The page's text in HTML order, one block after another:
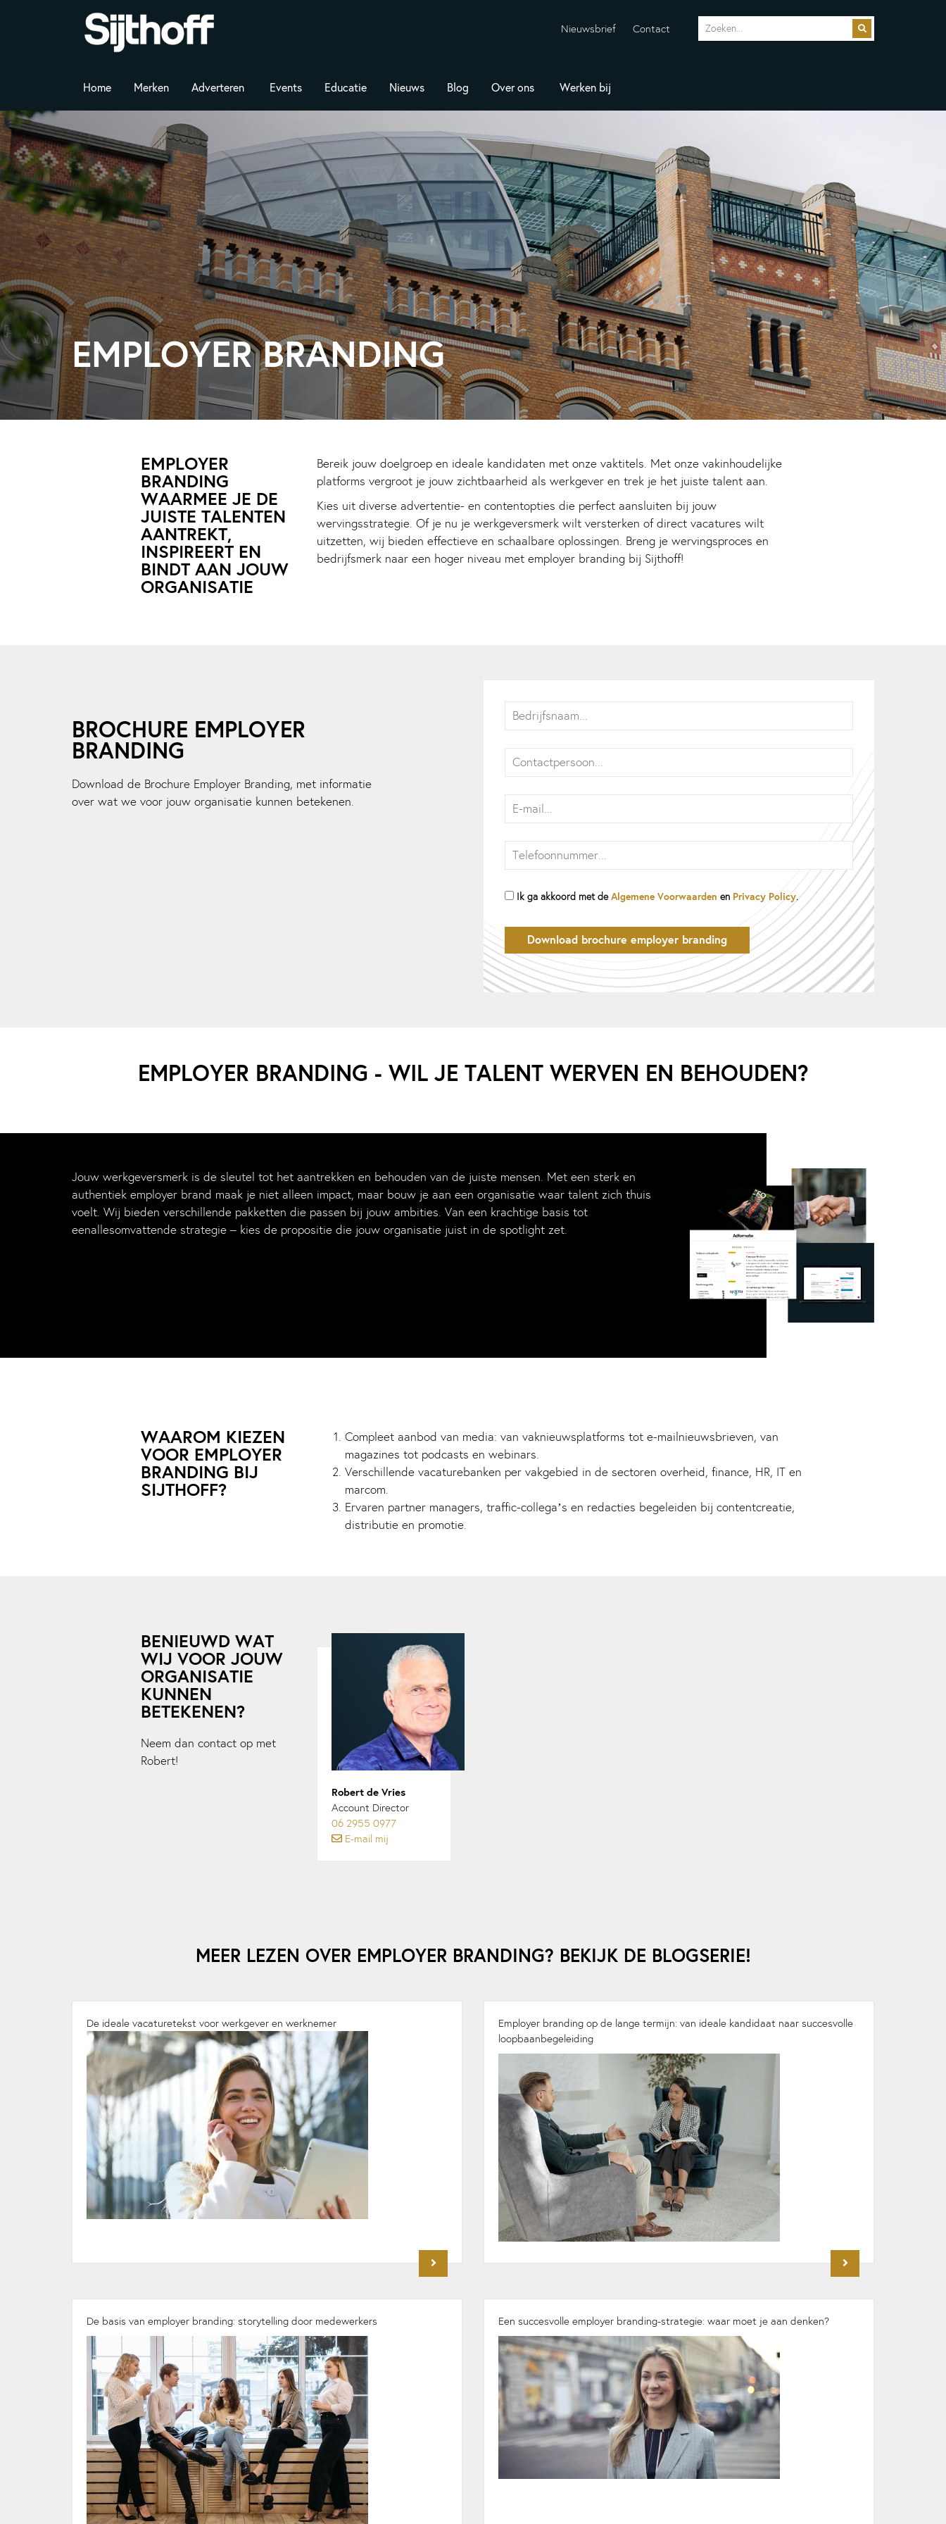
Nieuwsbrief Contact
Home Merken Adverteren Events Educatie Nieuws Blog Over ons Werken bij
EMPLOYER BRANDING
EMPLOYER
BRANDING
WAARMEE JE DE
JUISTE TALENTEN
AANTREKT,
INSPIREERT EN
BINDT AAN JOUW
ORGANISATIE
Bereik jouw doelgroep en ideale kandidaten met onze vaktitels. Met onze vakinhoudelijke
platforms vergroot je jouw zichtbaarheid als werkgever en trek je het juiste talent aan.
Kies uit diverse advertentie- en contentopties die perfect aansluiten bij jouw
wervingsstrategie. Of je nu je werkgeversmerk wilt versterken of direct vacatures wilt
uitzetten, wij bieden effectieve en schaalbare oplossingen. Breng je wervingsproces en
bedrijfsmerk naar een hoger niveau met employer branding bij Sijthoff!
BROCHURE EMPLOYER
BRANDING
Download de Brochure Employer Branding, met informatie
over wat we voor jouw organisatie kunnen betekenen.
Ik ga akkoord met deAlgemene Voorwaarden en Privacy Policy.
EMPLOYER BRANDING - WIL JE TALENT WERVEN EN BEHOUDEN?
Jouw werkgeversmerk is de sleutel tot het aantrekken en behouden van de juiste mensen. Met een sterk en
authentiek employer brand maak je niet alleen impact, maar bouw je aan een organisatie waar talent zich thuis
voelt. Wij bieden verschillende pakketten die passen bij jouw ambities. Van een krachtige basis tot
eenallesomvattende strategie – kies de propositie die jouw organisatie juist in de spotlight zet.
WAAROM KIEZEN
VOOR EMPLOYER
BRANDING BIJ
SIJTHOFF?
Compleet aanbod van media: van vaknieuwsplatforms tot e-mailnieuwsbrieven, van
magazines tot podcasts en webinars.
Verschillende vacaturebanken per vakgebied in de sectoren overheid, finance, HR, IT en
marcom.
Ervaren partner managers, traffic-collega’s en redacties begeleiden bij contentcreatie,
distributie en promotie.
BENIEUWD WAT
WIJ VOOR JOUW
ORGANISATIE
KUNNEN
BETEKENEN?
Neem dan contact op met
Robert!
Robert de Vries
Account Director
06 2955 0977
E-mail mij
MEER LEZEN OVER EMPLOYER BRANDING? BEKIJK DE BLOGSERIE!
De ideale vacaturetekst voor werkgever en werknemer
Employer branding op de lange termijn: van ideale kandidaat naar succesvolle
loopbaanbegeleiding
De basis van employer branding: storytelling door medewerkers Een succesvolle employer branding-strategie: waar moet je aan denken?